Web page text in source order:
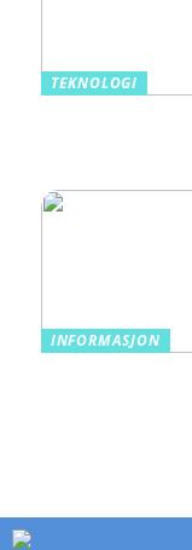
TEKNOLOGI
INFORMASJON